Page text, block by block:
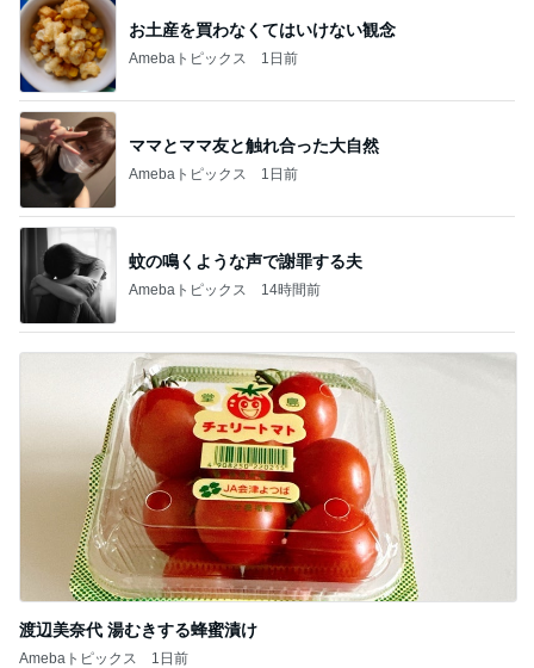
お土産を買わなくてはいけない観念
Amebaトピックス 1日前
ママとママ友と触れ合った大自然
Amebaトピックス 1日前
蚊の鳴くような声で謝罪する夫
Amebaトピックス 14時間前
渡辺美奈代 湯むきする蜂蜜漬け
Amebaトピックス 1日前